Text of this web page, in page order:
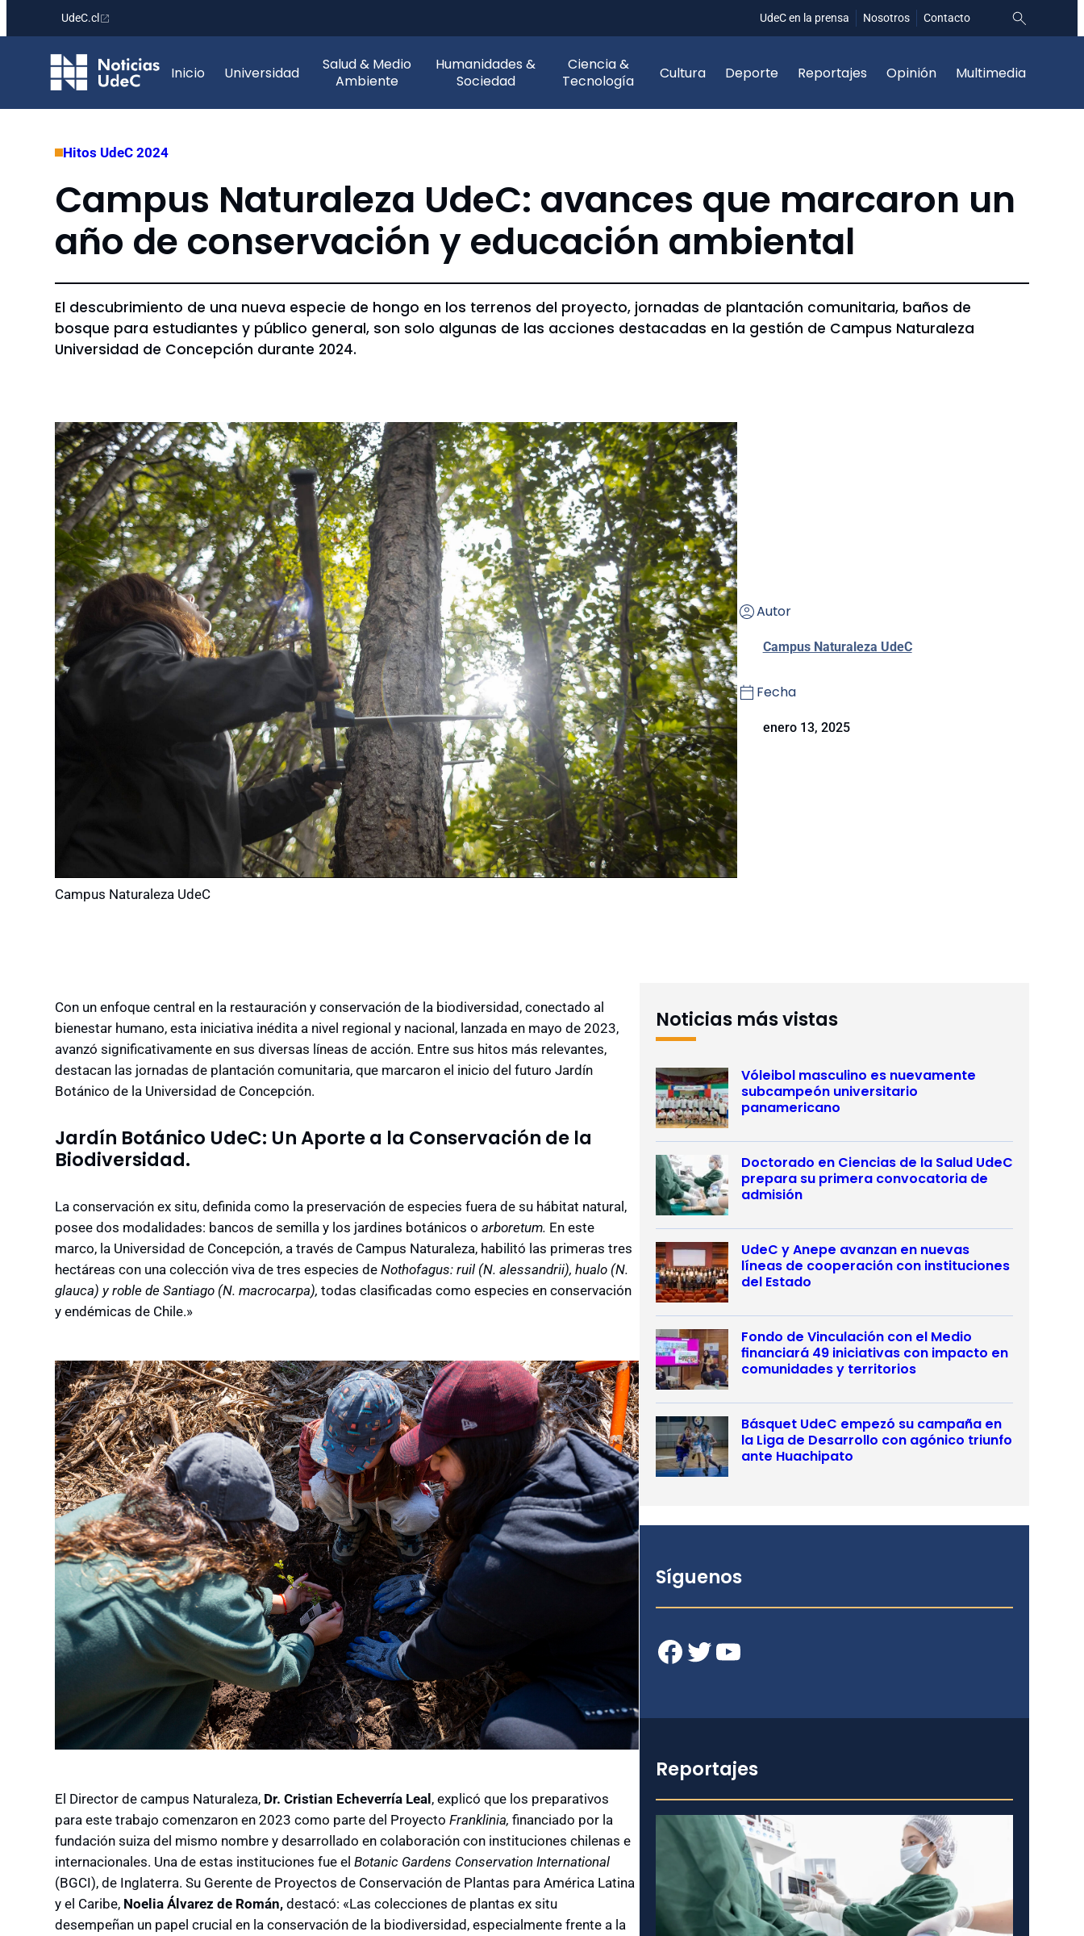
contenido
UdeC.cl UdeC en la prensa Nosotros Contacto
Inicio Universidad
Salud & Medio
Ambiente
Humanidades &
Sociedad
Ciencia &
Tecnología
Cultura Deporte Reportajes Opinión Multimedia
Hitos UdeC 2024
Campus Naturaleza UdeC: avances que marcaron un
año de conservación y educación ambiental
El descubrimiento de una nueva especie de hongo en los terrenos del proyecto, jornadas de plantación comunitaria, baños de
bosque para estudiantes y público general, son solo algunas de las acciones destacadas en la gestión de Campus Naturaleza
Universidad de Concepción durante 2024.
Campus Naturaleza UdeC
Autor
Campus Naturaleza UdeC
Fecha
enero 13, 2025
Con un enfoque central en la restauración y conservación de la biodiversidad, conectado al
bienestar humano, esta iniciativa inédita a nivel regional y nacional, lanzada en mayo de 2023,
avanzó significativamente en sus diversas líneas de acción. Entre sus hitos más relevantes,
destacan las jornadas de plantación comunitaria, que marcaron el inicio del futuro Jardín
Botánico de la Universidad de Concepción.
Jardín Botánico UdeC: Un Aporte a la Conservación de la
Biodiversidad.
La conservación ex situ, definida como la preservación de especies fuera de su hábitat natural,
posee dos modalidades: bancos de semilla y los jardines botánicos o arboretum. En este
marco, la Universidad de Concepción, a través de Campus Naturaleza, habilitó las primeras tres
hectáreas con una colección viva de tres especies de Nothofagus: ruil (N. alessandrii), hualo (N.
glauca) y roble de Santiago (N. macrocarpa), todas clasificadas como especies en conservación
y endémicas de Chile.»
El Director de campus Naturaleza, Dr. Cristian Echeverría Leal, explicó que los preparativos
para este trabajo comenzaron en 2023 como parte del Proyecto Franklinia, financiado por la
fundación suiza del mismo nombre y desarrollado en colaboración con instituciones chilenas e
internacionales. Una de estas instituciones fue el Botanic Gardens Conservation International
(BGCI), de Inglaterra. Su Gerente de Proyectos de Conservación de Plantas para América Latina
y el Caribe, Noelia Álvarez de Román, destacó: «Las colecciones de plantas ex situ
desempeñan un papel crucial en la conservación de la biodiversidad, especialmente frente a la
Noticias más vistas
Vóleibol masculino es nuevamente
subcampeón universitario
panamericano
Doctorado en Ciencias de la Salud UdeC
prepara su primera convocatoria de
admisión
UdeC y Anepe avanzan en nuevas
líneas de cooperación con instituciones
del Estado
Fondo de Vinculación con el Medio
financiará 49 iniciativas con impacto en
comunidades y territorios
Básquet UdeC empezó su campaña en
la Liga de Desarrollo con agónico triunfo
ante Huachipato
Síguenos
Facebook Twitter YouTube
Reportajes